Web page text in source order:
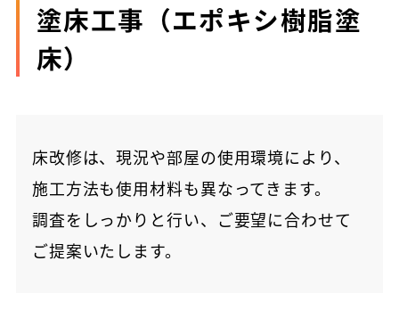
塗床工事（エポキシ樹脂塗
床）
床改修は、現況や部屋の使用環境により、
施工方法も使用材料も異なってきます。
調査をしっかりと行い、ご要望に合わせて
ご提案いたします。